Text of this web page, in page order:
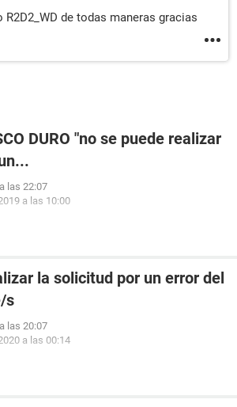
de todas maneras gracias
DURO "no se puede realizar
las 22:07
a las 10:00
la solicitud por un error del
s
las 20:07
a las 00:14